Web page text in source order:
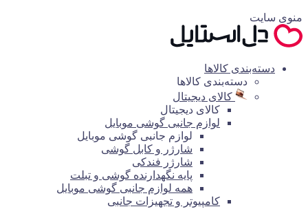
منوی سایت
دسته‌بندی کالاها
دسته‌بندی کالاها
کالای دیجیتال
کالای دیجیتال
لوازم جانبی گوشی موبایل
لوازم جانبی گوشی موبایل
شارژر و کابل گوشی
شارژر فندکی
پایه نگهدارنده گوشی و تبلت
همه لوازم جانبی گوشی موبایل
کامپیوتر و تجهیزات جانبی